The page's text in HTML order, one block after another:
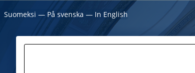
Suomeksi ― På svenska ― In English